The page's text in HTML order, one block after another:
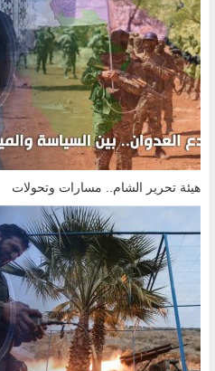
هيئة تحرير الشام.. مسارات وتحولات